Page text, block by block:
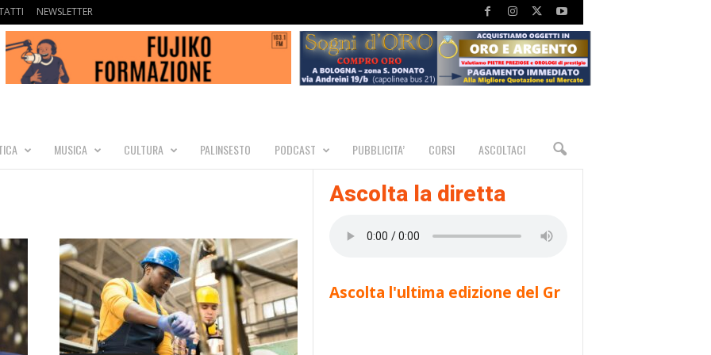
NEWSLETTER
MUSICA CULTURA PALINSESTO PODCAST PUBBLICITA’ CORSI ASCOLTACI
Ascolta la diretta
Ascolta l'ultima edizione del Gr